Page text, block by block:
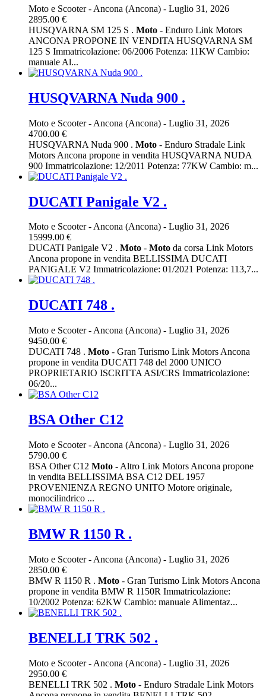
Moto e Scooter- Ancona (Ancona) - Luglio 31, 2026
2895.00 €
HUSQVARNA SM 125 S . Moto - Enduro Link Motors
ANCONA PROPONE IN VENDITA HUSQVARNA SM
125 S Immatricolazione: 06/2006 Potenza: 11KW Cambio:
manuale Al...
HUSQVARNA Nuda 900 .
Moto e Scooter- Ancona (Ancona) - Luglio 31, 2026
4700.00 €
HUSQVARNA Nuda 900 . Moto - Enduro Stradale Link
Motors Ancona propone in vendita HUSQVARNA NUDA
900 Immatricolazione: 12/2011 Potenza: 77KW Cambio: m...
DUCATI Panigale V2 .
Moto e Scooter-Ancona (Ancona) - Luglio 31, 2026
15999.00 €
DUCATI Panigale V2 . Moto - Moto da corsa Link Motors
Ancona propone in vendita BELLISSIMA DUCATI
PANIGALE V2 Immatricolazione: 01/2021 Potenza: 113,7...
DUCATI 748 .
Moto e Scooter- Ancona (Ancona) - Luglio 31, 2026
9450.00 €
DUCATI 748 . Moto - Gran Turismo Link Motors Ancona
propone in vendita DUCATI 748 del 2000 UNICO
PROPRIETARIO ISCRITTA ASI/CRS Immatricolazione:
06/20...
BSA Other C12
Moto e Scooter- Ancona (Ancona) - Luglio 31, 2026
5790.00 €
BSA Other C12 Moto - Altro Link Motors Ancona propone
in vendita BELLISSIMA BSA C12 DEL 1957
PROVENIENZA REGNO UNITO Motore originale,
monocilindrico ...
BMW R 1150 R .
Moto e Scooter- Ancona (Ancona) - Luglio 31, 2026
2850.00 €
BMW R 1150 R . Moto - Gran Turismo Link Motors Ancona
propone in vendita BMW R 1150R Immatricolazione:
10/2002 Potenza: 62KW Cambio: manuale Alimentaz...
BENELLI TRK 502 .
Moto e Scooter- Ancona (Ancona) - Luglio 31, 2026
2950.00 €
BENELLI TRK 502 . Moto - Enduro Stradale Link Motors